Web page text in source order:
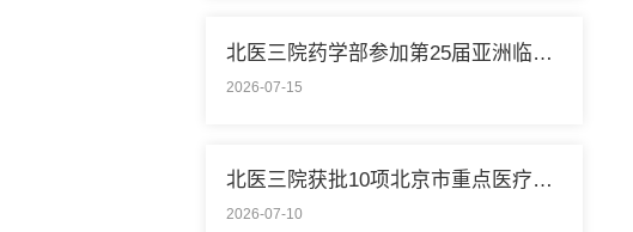
北医三院药学部参加第25届亚洲临床药学大会
2026-07-15
北医三院获批10项北京市重点医疗技术临床应用培训基地
2026-07-10